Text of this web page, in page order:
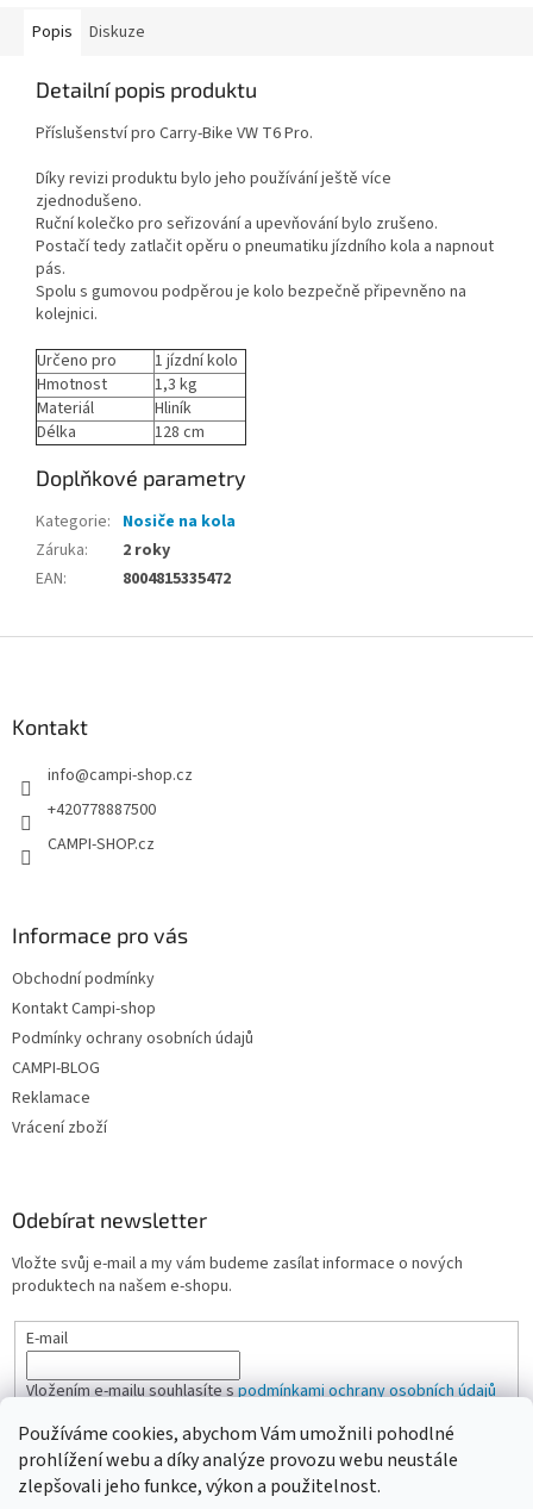
Používáme cookies, abychom Vám umožnili pohodlné
prohlížení webu a díky analýze provozu webu neustále
zlepšovali jeho funkce, výkon a použitelnost.
Popis Diskuze
Detailní popis produktu
Příslušenství pro Carry-Bike VW T6 Pro.
Díky revizi produktu bylo jeho používání ještě více
zjednodušeno.
Ruční kolečko pro seřizování a upevňování bylo zrušeno.
Postačí tedy zatlačit opěru o pneumatiku jízdního kola a napnout
pás.
Spolu s gumovou podpěrou je kolo bezpečně připevněno na
kolejnici.
Určeno pro
1 jízdní kolo
Hmotnost 1,3 kg
Materiál
Hliník
Délka
128 cm
Doplňkové parametry
Kategorie: Nosiče na kola
Záruka:
2 roky
EAN: 8004815335472
Kontakt
info@campi-shop.cz
+420778887500
CAMPI-SHOP.cz
Informace pro vás
Obchodní podmínky
Kontakt Campi-shop
Podmínky ochrany osobních údajů
CAMPI-BLOG
Reklamace
Vrácení zboží
Odebírat newsletter
Vložte svůj e-mail a my vám budeme zasílat informace o nových
produktech na našem e-shopu.
E-mail
Vložením e-mailu souhlasíte spodmínkami ochrany osobních údajů
PŘIHLÁSIT SE